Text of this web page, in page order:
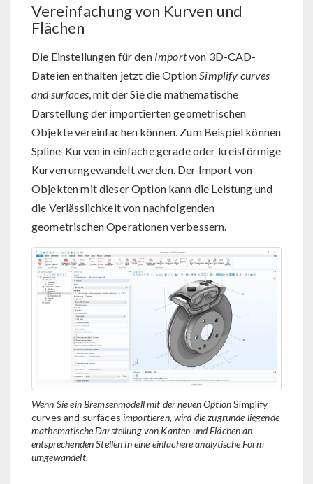
Vereinfachung von Kurven und
Flächen
Die Einstellungen für den Importvon 3D-CAD-
Dateien enthalten jetzt die Option Simplify curves
and surfaces, mit der Sie die mathematische
Darstellung der importierten geometrischen
Objekte vereinfachen können. Zum Beispiel können
Spline-Kurven in einfache gerade oder kreisförmige
Kurven umgewandelt werden. Der Import von
Objekten mit dieser Option kann die Leistung und
die Verlässlichkeit von nachfolgenden
geometrischen Operationen verbessern.
Wenn Sie ein Bremsenmodell mit der neuen OptionSimplify
curves and surfaces importieren, wird die zugrunde liegende
mathematische Darstellung von Kanten und Flächen an
entsprechenden Stellen in eine einfachere analytische Form
umgewandelt.